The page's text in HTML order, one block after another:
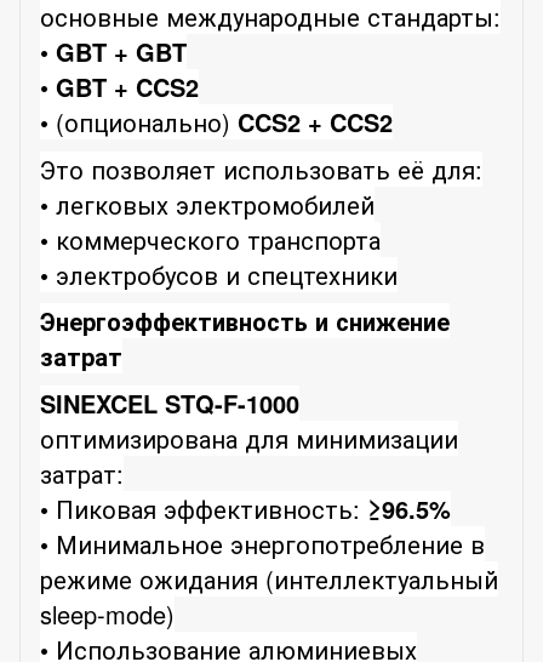
основные международные стандарты:
• GBT + GBT
• GBT + CCS2
• (опционально) CCS2 + CCS2
Это позволяет использовать её для:
• легковых электромобилей
• коммерческого транспорта
• электробусов и спецтехники
Энергоэффективность и снижение
затрат
SINEXCEL STQ-F-1000
оптимизирована для минимизации
затрат:
• Пиковая эффективность: ≥96.5%
• Минимальное энергопотребление в
режиме ожидания (интеллектуальный
sleep-mode)
• Использование алюминиевых